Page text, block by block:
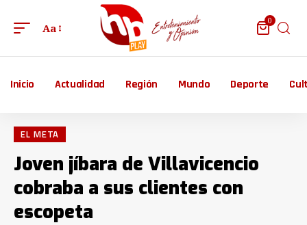
Aa
0
Inicio Actualidad Región Mundo Deporte
EL META
Joven jíbara de Villavicencio
cobraba a sus clientes con
escopeta